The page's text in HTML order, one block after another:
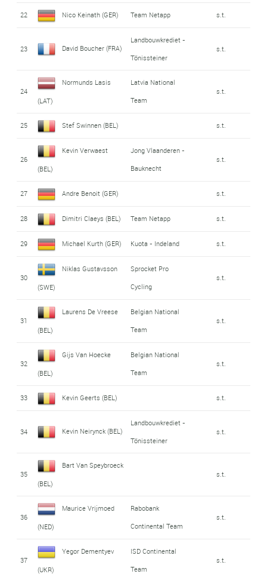
22 Nico Keinath (GER) Team Netapp s.t.
23 David Boucher (FRA)
Landbouwkrediet -
Tönissteiner
s.t.
24
Normunds Lasis
(LAT)
Latvia National
Team
s.t.
25 Stef Swinnen (BEL) s.t.
26
Kevin Verwaest
(BEL)
Jong Vlaanderen -
Bauknecht
s.t.
27 Andre Benoit (GER) s.t.
28 Dimitri Claeys (BEL) Team Netapp s.t.
29 Michael Kurth (GER) Kuota - Indeland s.t.
30
Niklas Gustavsson
(SWE)
Sprocket Pro
Cycling
s.t.
31
Laurens De Vreese
(BEL)
Belgian National
Team
s.t.
32
Gijs Van Hoecke
(BEL)
Belgian National
Team
s.t.
33 Kevin Geerts (BEL) s.t.
34 Kevin Neirynck (BEL)
Landbouwkrediet -
Tönissteiner
s.t.
35
Bart Van Speybroeck
(BEL)
s.t.
36
Maurice Vrijmoed
(NED)
Rabobank
Continental Team
s.t.
37
Yegor Dementyev
(UKR)
ISD Continental
Team
s.t.